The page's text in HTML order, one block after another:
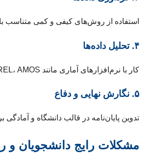
استفاده از روش‌های کیفی و کمی متناسب
۴. تحلیل داده‌ها
کار با نرم‌افزارهای آماری مانند SPSS، LISREL، AMOS.
۵. نگارش نهایی و دفاع
تدوین پایان‌نامه در قالب دانشگاه و آمادگی
مشکلات رایج دانشجویان و